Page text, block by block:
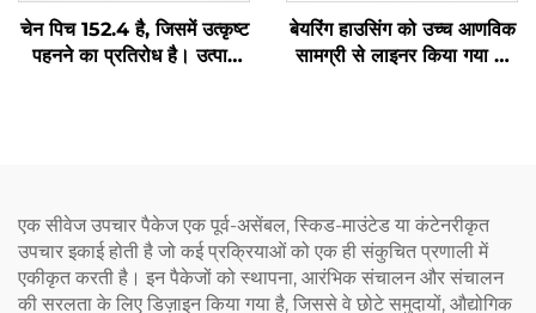
चेन पिच 152.4 है, जिसमें उत्कृष्ट
पहनने का प्रतिरोध है। उत्पाद
बेयरिंग हाउसिंग को उच्च आणविक
सामग्री से लाइनर किया गया है,
एक सीवेज उपचार पैकेज एक पूर्व-असेंबल, स्किड-माउंटेड या कंटेनरीकृत
उपचार इकाई होती है जो कई प्रक्रियाओं को एक ही संकुचित प्रणाली में
एकीकृत करती है। इन पैकेजों को स्थापना, आरंभिक संचालन और संचालन
की सरलता के लिए डिज़ाइन किया गया है, जिससे वे छोटे समुदायों, औद्योगिक